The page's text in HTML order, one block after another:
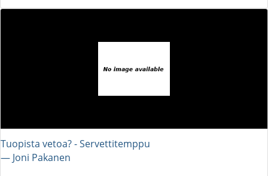
Tuopista vetoa? - Servettitemppu
― Joni Pakanen